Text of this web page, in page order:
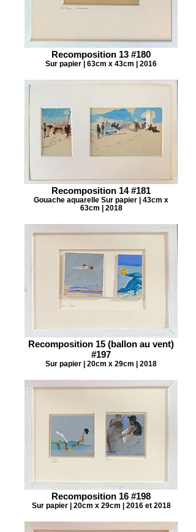
Recomposition 13 #180
Sur papier | 63cm x 43cm | 2016
Recomposition 14 #181
Gouache aquarelle Sur papier | 43cm x
63cm | 2018
Recomposition 15 (ballon au vent)
#197
Sur papier | 20cm x 29cm | 2018
Recomposition 16 #198
Sur papier | 20cm x 29cm | 2016 et 2018